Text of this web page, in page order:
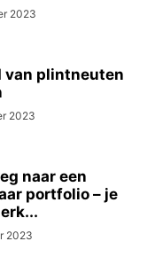
2023
van plintneuten
2023
naar een
portfolio – je
2023